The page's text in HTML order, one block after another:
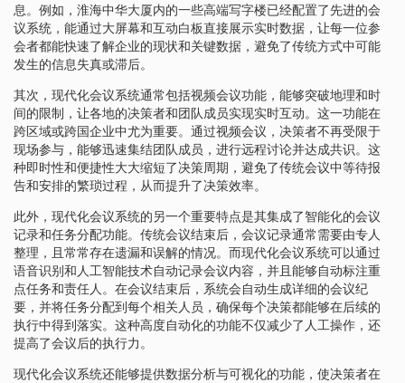
息。例如，淮海中华大厦内的一些高端写字楼已经配置了先进的会
议系统，能通过大屏幕和互动白板直接展示实时数据，让每一位参
会者都能快速了解企业的现状和关键数据，避免了传统方式中可能
发生的信息失真或滞后。
其次，现代化会议系统通常包括视频会议功能，能够突破地理和时
间的限制，让各地的决策者和团队成员实现实时互动。这一功能在
跨区域或跨国企业中尤为重要。通过视频会议，决策者不再受限于
现场参与，能够迅速集结团队成员，进行远程讨论并达成共识。这
种即时性和便捷性大大缩短了决策周期，避免了传统会议中等待报
告和安排的繁琐过程，从而提升了决策效率。
此外，现代化会议系统的另一个重要特点是其集成了智能化的会议
记录和任务分配功能。传统会议结束后，会议记录通常需要由专人
整理，且常常存在遗漏和误解的情况。而现代化会议系统可以通过
语音识别和人工智能技术自动记录会议内容，并且能够自动标注重
点任务和责任人。在会议结束后，系统会自动生成详细的会议纪
要，并将任务分配到每个相关人员，确保每个决策都能够在后续的
执行中得到落实。这种高度自动化的功能不仅减少了人工操作，还
提高了会议后的执行力。
现代化会议系统还能够提供数据分析与可视化的功能，使决策者在